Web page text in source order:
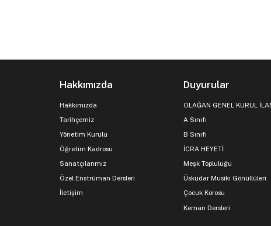
Hakkımızda
Hakkımızda
Tarihçemiz
Yönetim Kurulu
Öğretim Kadrosu
Sanatçılarımız
Özel Enstrüman Dersleri
İletişim
Duyurular
OLAĞAN GENEL KURUL
A Sınıfı
B Sınıfı
İCRA HEYETİ
Meşk Topluluğu
Üsküdar Musiki Gönüllüleri
Çocuk Korosu
Keman Dersleri